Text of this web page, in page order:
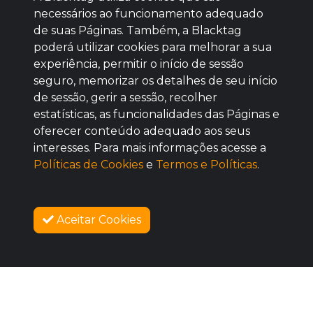
Baixe agora nosso app
SOBRE NÓS
necessários ao funcionamento adequado
de suas Páginas. Também, a Blacktag
poderá utilizar cookies para melhorar a sua
experiência, permitir o início de sessão
seguro, memorizar os detalhes de seu início
de sessão, gerir a sessão, recolher
estatísticas, as funcionalidades das Páginas e
oferecer conteúdo adequado aos seus
interesses. Para mais informações acesse a
Políticas de Cookies e Termos e Políticas.
Aceitar Cookies